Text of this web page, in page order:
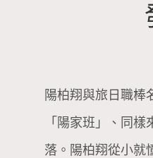
陽柏翔與旅日職棒
「陽家班」、同
落。陽柏翔從小就